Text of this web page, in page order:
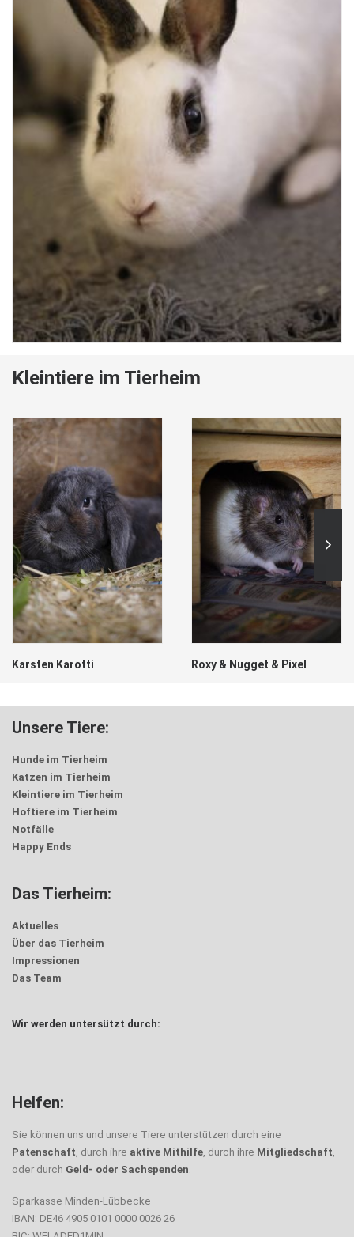
Kleintiere im Tierheim
Karsten Karotti Roxy & Nugget & Pixel
Unsere Tiere:
Hunde im Tierheim
Katzen im Tierheim
Kleintiere im Tierheim
Hoftiere im Tierheim
Notfälle
Happy Ends
Das Tierheim:
Aktuelles
Über das Tierheim
Impressionen
Das Team
Wir werden untersützt durch:
Helfen:
Sie können uns und unsere Tiere unterstützen durch eine
Patenschaft, durch ihre aktive Mithilfe, durch ihre Mitgliedschaft,
oder durch Geld- oder Sachspenden.
Sparkasse Minden-Lübbecke
IBAN: DE46 4905 0101 0000 0026 26